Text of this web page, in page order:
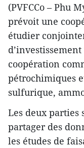
(PVFCCo – Phu
prévoit une
étudier
coopération
pétrochimiques
sulfurique,
Les deux parties
partager des
les études de